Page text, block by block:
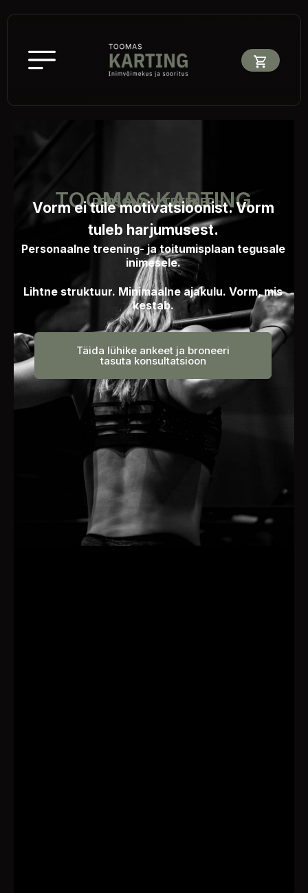
TOOMAS KARTING
PERSONAALTREENER
Vorm ei tule motivatsioonist. Vorm
tuleb harjumusest.
Personaalne treening- ja toitumisplaan tegusale
inimesele.
Lihtne struktuur. Minimaalne ajakulu. Vorm, mis
kestab.
Täida lühike ankeet ja broneeri
tasuta konsultatsioon